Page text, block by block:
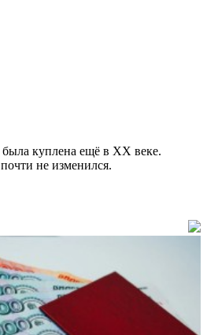
была куплена ещё в XX веке.
не изменился.